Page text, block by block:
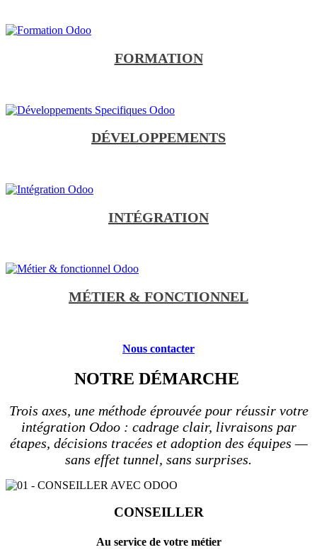
FORMATION
DÉVELOPPEMENTS
INTÉGRATION
MÉTIER & FONCTIONNEL
Nous contacter
NOTRE DÉMARCHE
Trois axes, une méthode éprouvée pour réussir votre
intégration Odoo : cadrage clair, livraisons par
étapes, décisions tracées et adoption des équipes —
sans effet tunnel, sans surprises.
CONSEILLER
Au service de votre métier